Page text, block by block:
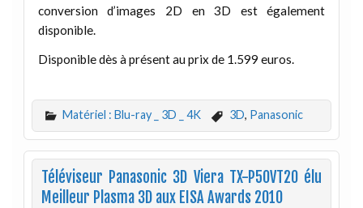
conversion d’images 2D en 3D est également
disponible.
Disponible dès à présent au prix de 1.599 euros.
Matériel : Blu-ray _ 3D _ 4K 3D, Panasonic
Téléviseur Panasonic 3D Viera TX-P50VT20 élu
Meilleur Plasma 3D aux EISA Awards 2010